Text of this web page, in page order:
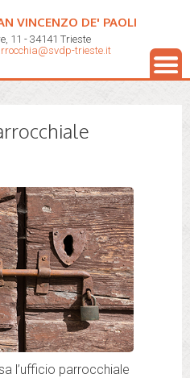
VINCENZO DE' PAOLI
11 - 34141 Trieste
trieste.it
l’ufficio parrocchiale